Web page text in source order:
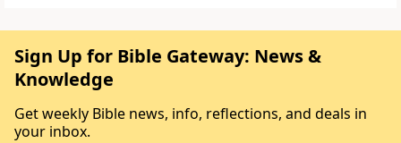
Sign Up for Bible Gateway: News &
Knowledge
Get weekly Bible news, info, reflections, and deals in
your inbox.